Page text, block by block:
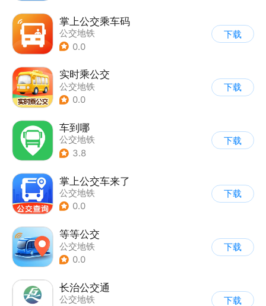
掌上公交乘车码
公交地铁
0.0
下载
实时乘公交
公交地铁
0.0
下载
车到哪
公交地铁
3.8
下载
掌上公交车来了
公交地铁
0.0
下载
等等公交
公交地铁
0.0
下载
长治公交通
公交地铁
下载